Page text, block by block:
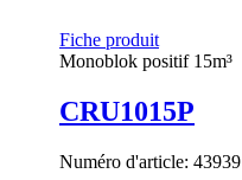
Fiche produit
Monoblok positif 15m³
CRU1015P
Numéro d'article: 43939